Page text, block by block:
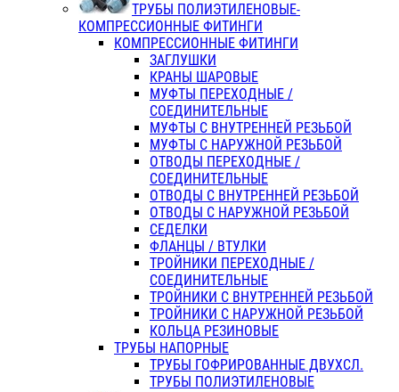
ТРУБЫ ПОЛИЭТИЛЕНОВЫЕ-
КОМПРЕССИОННЫЕ ФИТИНГИ
КОМПРЕССИОННЫЕ ФИТИНГИ
ЗАГЛУШКИ
КРАНЫ ШАРОВЫЕ
МУФТЫ ПЕРЕХОДНЫЕ /
СОЕДИНИТЕЛЬНЫЕ
МУФТЫ С ВНУТРЕННЕЙ РЕЗЬБОЙ
МУФТЫ С НАРУЖНОЙ РЕЗЬБОЙ
ОТВОДЫ ПЕРЕХОДНЫЕ /
СОЕДИНИТЕЛЬНЫЕ
ОТВОДЫ С ВНУТРЕННЕЙ РЕЗЬБОЙ
ОТВОДЫ С НАРУЖНОЙ РЕЗЬБОЙ
СЕДЕЛКИ
ФЛАНЦЫ / ВТУЛКИ
ТРОЙНИКИ ПЕРЕХОДНЫЕ /
СОЕДИНИТЕЛЬНЫЕ
ТРОЙНИКИ С ВНУТРЕННЕЙ РЕЗЬБОЙ
ТРОЙНИКИ С НАРУЖНОЙ РЕЗЬБОЙ
КОЛЬЦА РЕЗИНОВЫЕ
ТРУБЫ НАПОРНЫЕ
ТРУБЫ ГОФРИРОВАННЫЕ ДВУХСЛ.
ТРУБЫ ПОЛИЭТИЛЕНОВЫЕ